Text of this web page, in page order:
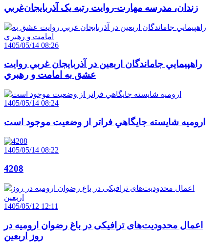
زندان، مدرسه مهارت-روايت رتبه يک آذربايجان‌غربي
1405/05/14 08:26
راهپيمايي جاماندگان اربعين در آذربايجان غربي روايت
عشق به امامت و رهبري
1405/05/14 08:24
اروميه شايسته جايگاهي فراتر از وضعيت موجود است
1405/05/14 08:22
4208
1405/05/12 12:11
اعمال محدودیت‌های ترافیکی در باغ رضوان ارومیه در
روز اربعین